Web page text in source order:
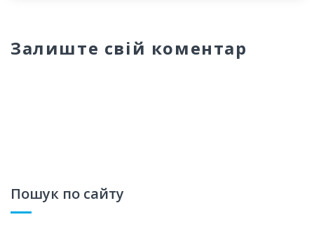
Залиште свій коментар
Пошук по сайту